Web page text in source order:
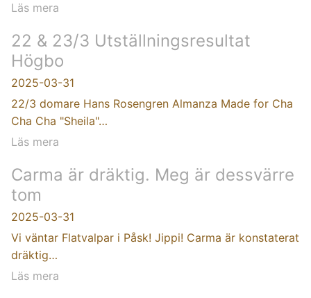
Läs mera
22 & 23/3 Utställningsresultat
Högbo
2025-03-31
22/3 domare Hans Rosengren Almanza Made for Cha
Cha Cha "Sheila"…
Läs mera
Carma är dräktig. Meg är dessvärre
tom
2025-03-31
Vi väntar Flatvalpar i Påsk! Jippi! Carma är konstaterat
dräktig…
Läs mera